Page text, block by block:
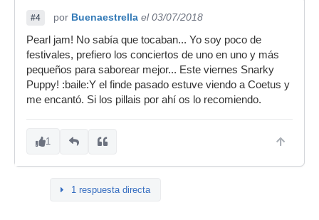
#4 por Buenaestrella el 03/07/2018
Pearl jam! No sabía que tocaban... Yo soy poco de
festivales, prefiero los conciertos de uno en uno y más
pequeños para saborear mejor... Este viernes Snarky
Puppy! :baile:Y el finde pasado estuve viendo a Coetus y
me encantó. Si los pillais por ahí os lo recomiendo.
1
1 respuesta directa